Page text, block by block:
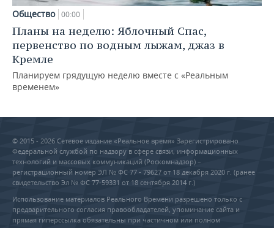
Общество 00:00
Планы на неделю: Яблочный Спас,
первенство по водным лыжам, джаз в
Кремле
Планируем грядущую неделю вместе с «Реальным
временем»
© 2015 - 2026 Сетевое издание «Реальное время» Зарегистрировано
Федеральной службой по надзору в сфере связи, информационных
технологий и массовых коммуникаций (Роскомнадзор) –
регистрационный номер ЭЛ № ФС 77 - 79627 от 18 декабря 2020 г. (ранее
свидетельство Эл № ФС 77-59331 от 18 сентября 2014 г.)
Использование материалов Реального Времени разрешено только с
предварительного согласия правообладателей, упоминание сайта и
прямая гиперссылка обязательны при частичном или полном